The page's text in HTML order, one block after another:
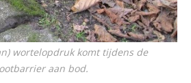
wortelopdruk komt tijdens de
aan bod.